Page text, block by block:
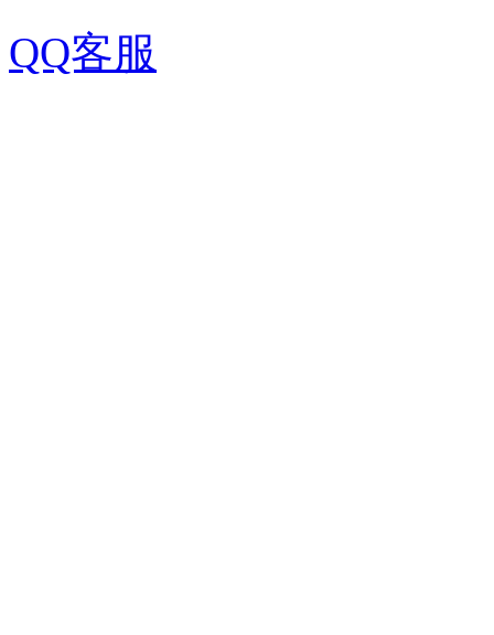
QQ客服